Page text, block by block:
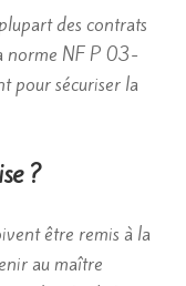
des contrats
norme NF P 03-
pour sécuriser la
?
être remis à la
au maître